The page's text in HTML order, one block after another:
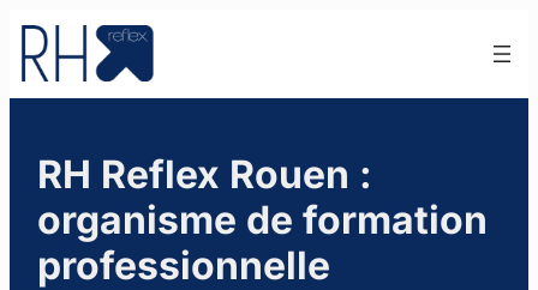
Aller
au
contenu
RH Reflex Rouen :
organisme de formation
professionnelle